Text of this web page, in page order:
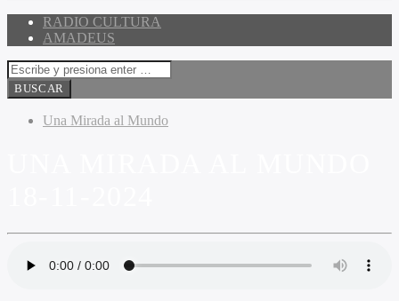
RADIO CULTURA
AMADEUS
Una Mirada al Mundo